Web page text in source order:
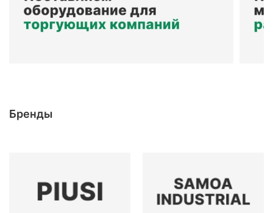
Бренды